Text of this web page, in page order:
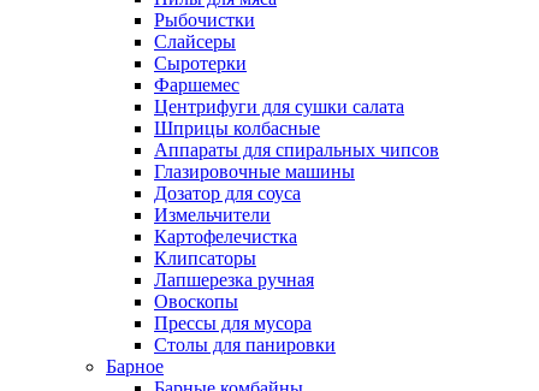
Рыбочистки
Слайсеры
Сыротерки
Фаршемес
Центрифуги для сушки салата
Шприцы колбасные
Аппараты для спиральных чипсов
Глазировочные машины
Дозатор для соуса
Измельчители
Картофелечистка
Клипсаторы
Лапшерезка ручная
Овоскопы
Прессы для мусора
Столы для панировки
Барное